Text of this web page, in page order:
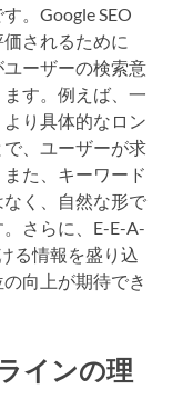
。Google SEO
されるために
ーザーの検索意
す。例えば、一
り具体的なロン
、ユーザーが求
た、キーワード
く、自然な形で
さらに、E-E-A-
る情報を盛り込
向上が期待でき
インの理